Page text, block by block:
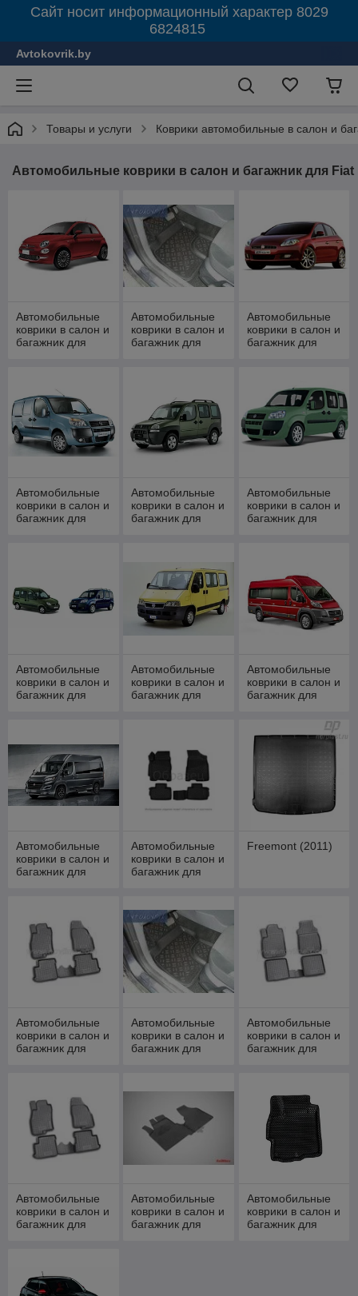
Сайт носит информационный характер 8029
6824815
Avtokovrik.by
Товары и услуги Коврики автомобильные в салон и
Автомобильные коврики в салон и багажник для Fiat
Автомобильные
коврики в салон и
багажник для
Автомобильные
коврики в салон и
багажник для
Автомобильные
коврики в салон и
багажник для
Автомобильные
коврики в салон и
багажник для
Автомобильные
коврики в салон и
багажник для
Автомобильные
коврики в салон и
багажник для
Автомобильные
коврики в салон и
багажник для
Автомобильные
коврики в салон и
багажник для
Автомобильные
коврики в салон и
багажник для
Автомобильные
коврики в салон и
багажник для
Автомобильные
коврики в салон и
багажник для
Freemont (2011)
Автомобильные
коврики в салон и
багажник для
Автомобильные
коврики в салон и
багажник для
Автомобильные
коврики в салон и
багажник для
Автомобильные
коврики в салон и
багажник для
Автомобильные
коврики в салон и
багажник для
Автомобильные
коврики в салон и
багажник для